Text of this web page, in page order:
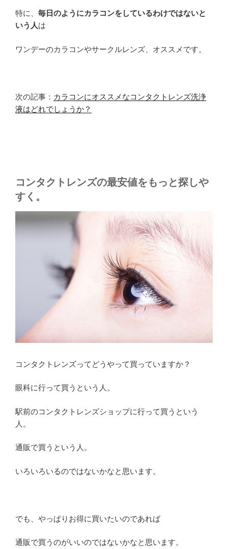
特に、 毎日のようにカラコンをしているわけではないと
いう人は
ワンデーのカラコンやサークルレンズ、オススメです。
次の記事： カラコンにオススメなコンタクトレンズ洗浄
液はどれでしょうか？
コンタクトレンズの最安値をもっと探しや
すく。
コンタクトレンズってどうやって買っていますか？
眼科に行って買うという人。
駅前のコンタクトレンズショップに行って買うという
人。
通販で買うという人。
いろいろいるのではないかなと思います。
でも、やっぱりお得に買いたいのであれば
通販で買うのがいいのではないかなと思います。